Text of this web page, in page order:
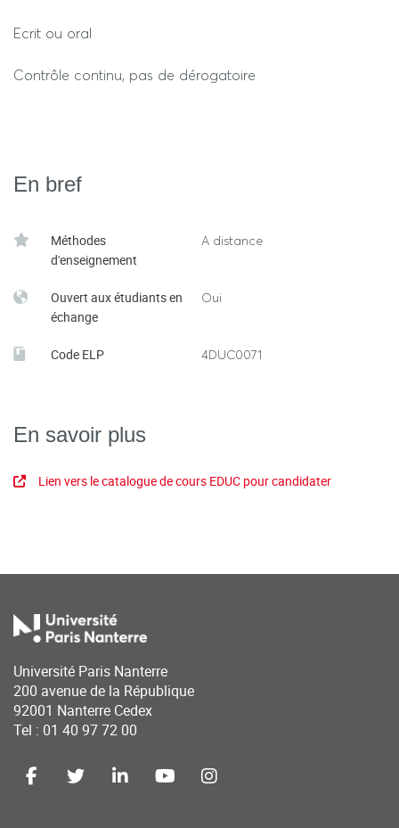
Ecrit ou oral
Contrôle continu, pas de dérogatoire
En bref
Méthodes
d'enseignement
A distance
Ouvert aux étudiants en
échange
Oui
Code ELP 4DUC0071
En savoir plus
Lien vers le catalogue de cours EDUC pour candidater
Université Paris Nanterre
200 avenue de la République
92001 Nanterre Cedex
Tel : 01 40 97 72 00